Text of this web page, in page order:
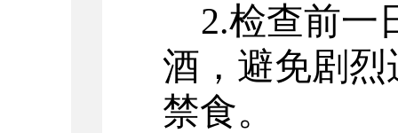
2.检查前一
酒，避免剧烈
禁食。